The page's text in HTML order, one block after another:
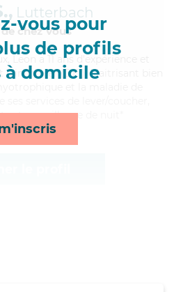
vous pour
de profils
à domicile
Lutterbach
chez Vous
Leon a 11 ans d'expérience et
d'infirmier (DEI). Maitrisant bien
et surveillance de nuit*